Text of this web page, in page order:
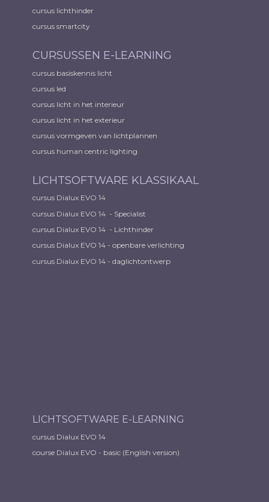
cursus lichthinder
cursus smartcity
CURSUSSEN E-LEARNING
cursus basiskennis licht
cursus led
cursus licht in het interieur
cursus licht in het exterieur
cursus vormgeven van lichtplannen
cursus human centric lighting
LICHTSOFTWARE KLASSIKAAL
cursus Dialux EVO 14
cursus Dialux EVO 14 - Specialist
cursus Dialux EVO 14 - Lichthinder
cursus Dialux EVO 14 - openbare verlichting
cursus Dialux EVO 14 - daglichtontwerp
LICHTSOFTWARE E-LEARNING
cursus Dialux EVO 14
course Dialux EVO - basic (English version)